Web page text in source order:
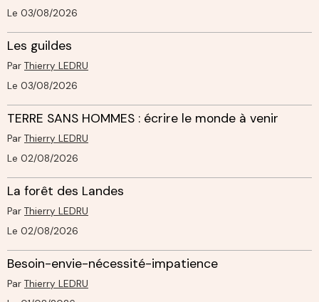
Le 03/08/2026
Les guildes
Par Thierry LEDRU
Le 03/08/2026
TERRE SANS HOMMES : écrire le monde à venir
Par Thierry LEDRU
Le 02/08/2026
La forêt des Landes
Par Thierry LEDRU
Le 02/08/2026
Besoin-envie-nécessité-impatience
Par Thierry LEDRU